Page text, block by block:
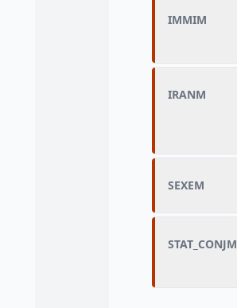
IMMIM
IRANM
SEXEM
STAT_CONJM